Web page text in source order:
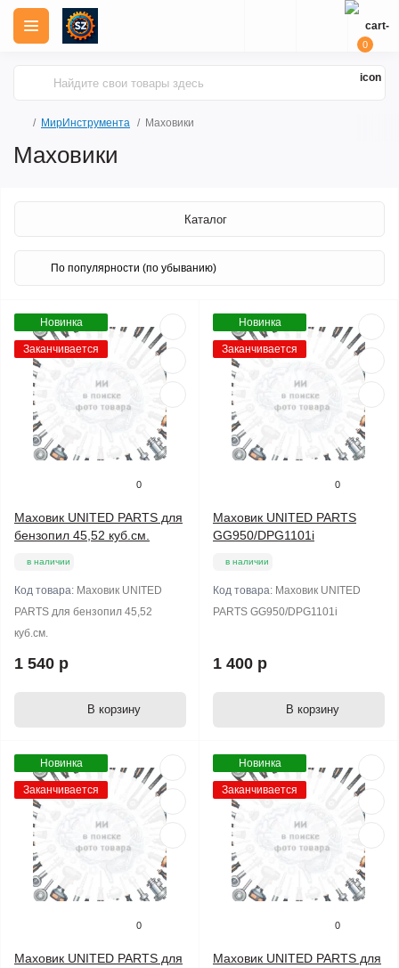
0
МирИнструмента Маховики
Маховики
Каталог
Новинка
Заканчивается
0
Маховик UNITED PARTS для
бензопил 45,52 куб.см.
в наличии
Код товара: Маховик UNITED
PARTS для бензопил 45,52
куб.см.
1 540 р
В корзину
Новинка
Заканчивается
0
Маховик UNITED PARTS
GG950/DPG1101i
в наличии
Код товара: Маховик UNITED
PARTS GG950/DPG1101i
1 400 р
В корзину
Новинка
Заканчивается
0
Маховик UNITED PARTS для
Новинка
Заканчивается
0
Маховик UNITED PARTS для